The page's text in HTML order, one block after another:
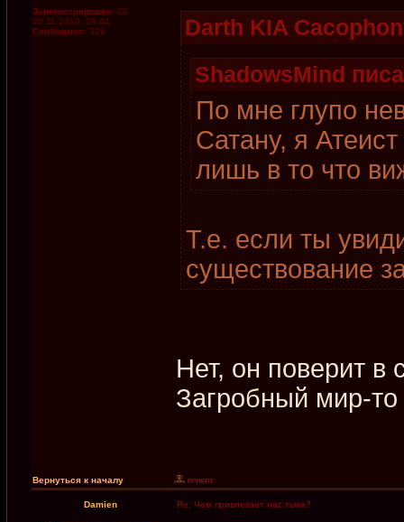
Зарегистрирован: Сб
20.11.2010, 19:44
Сообщения: 329
Darth KIA
ShadowsMind
По мне глупо
Сатану, я
лишь в то что
Т.е. если ты
существование
Нет, он поверит
Загробный мир-
Вернуться к началу
Damien Re: Чем привлекает нас тьма?